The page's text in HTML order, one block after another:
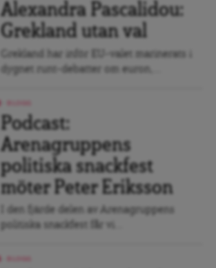
Alexandra Pascalidou:
Grekland utan val
Grekland har inför EU-valet marinerats i
dygnet runt-debatter om euron,...
Podcast:
Arenagruppens
politiska snackfest
möter Peter Eriksson
I den fjärde delen av Arenagruppens
politiska snackfest får vi...